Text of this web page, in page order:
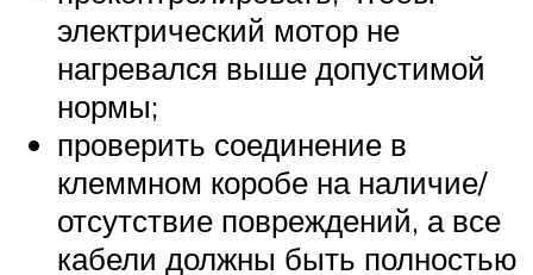
электрический мотор не
нагревался выше допустимой
нормы;
проверить соединение в
клеммном коробе на наличие/
отсутствие повреждений, а все
кабели должны быть полностью